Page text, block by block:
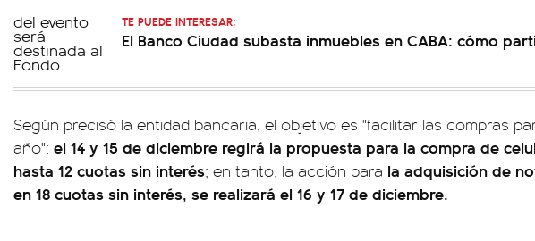
TE PUEDE INTERESAR:
El Banco Ciudad subasta inmuebles en CABA: cómo
Según precisó la entidad bancaria, el objetivo es "facilitar las compras
año": el 14 y 15 de diciembre regirá la propuesta para la compra de
hasta 12 cuotas sin interés; en tanto, la acción para la adquisición de
en 18 cuotas sin interés, se realizará el 16 y 17 de diciembre.